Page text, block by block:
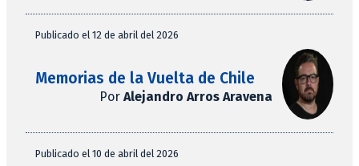
Publicado el 12 de abril del 2026
Memorias de la Vuelta de Chile
Por Alejandro Arros Aravena
Publicado el 10 de abril del 2026